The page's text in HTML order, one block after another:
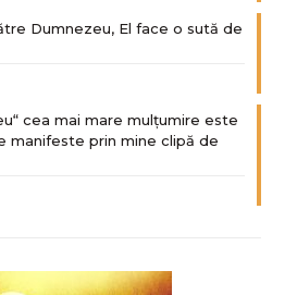
Dumnezeu, El face o sută de
cea mai mare mulțumire este
manifeste prin mine clipă de